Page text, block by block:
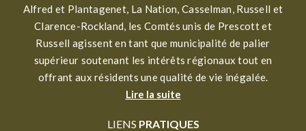
Alfred et Plantagenet, La Nation, Casselman, Russell et
Clarence-Rockland, les Comtés unis de Prescott et
Russell agissent en tant que municipalité de palier
supérieur soutenant les intérêts régionaux tout en
offrant aux résidents une qualité de vie inégalée.
Lire la suite
LIENS PRATIQUES